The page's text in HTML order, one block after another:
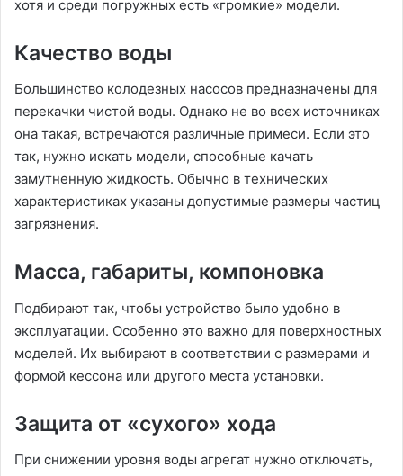
хотя и среди погружных есть «громкие» модели.
Качество воды
Большинство колодезных насосов предназначены для
перекачки чистой воды. Однако не во всех источниках
она такая, встречаются различные примеси. Если это
так, нужно искать модели, способные качать
замутненную жидкость. Обычно в технических
характеристиках указаны допустимые размеры частиц
загрязнения.
Масса, габариты, компоновка
Подбирают так, чтобы устройство было удобно в
эксплуатации. Особенно это важно для поверхностных
моделей. Их выбирают в соответствии с размерами и
формой кессона или другого места установки.
Защита от «сухого» хода
При снижении уровня воды агрегат нужно отключать,